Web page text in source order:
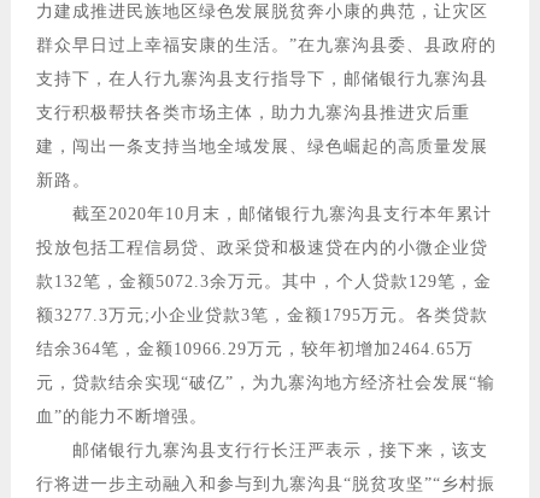
力建成推进民族地区绿色发展脱贫奔小康的典范，让灾区
群众早日过上幸福安康的生活。”在九寨沟县委、县政府的
支持下，在人行九寨沟县支行指导下，邮储银行九寨沟县
支行积极帮扶各类市场主体，助力九寨沟县推进灾后重
建，闯出一条支持当地全域发展、绿色崛起的高质量发展
新路。
截至2020年10月末，邮储银行九寨沟县支行本年累计
投放包括工程信易贷、政采贷和极速贷在内的小微企业贷
款132笔，金额5072.3余万元。其中，个人贷款129笔，金
额3277.3万元;小企业贷款3笔，金额1795万元。各类贷款
结余364笔，金额10966.29万元，较年初增加2464.65万
元，贷款结余实现“破亿”，为九寨沟地方经济社会发展“输
血”的能力不断增强。
邮储银行九寨沟县支行行长汪严表示，接下来，该支
行将进一步主动融入和参与到九寨沟县“脱贫攻坚”“乡村振